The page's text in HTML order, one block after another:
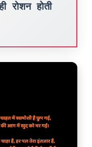
रोशन होती